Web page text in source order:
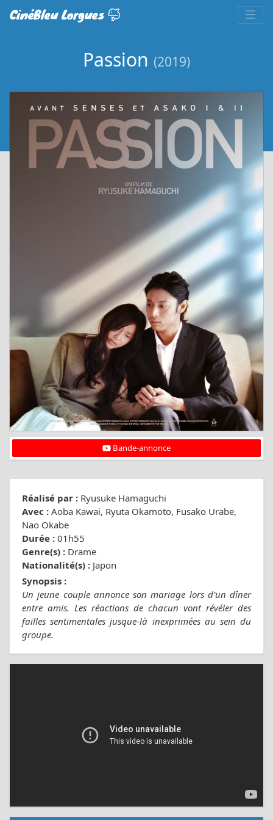
CinéBleu Lorgues
Passion (2019)
Bande-annonce
Réalisé par : Ryusuke Hamaguchi
Avec : Aoba Kawai, Ryuta Okamoto, Fusako Urabe,
Nao Okabe
Durée : 01h55
Genre(s) : Drame
Nationalité(s) : Japon
Synopsis :
Un jeune couple annonce son mariage lors d’un dîner
entre amis. Les réactions de chacun vont révéler des
failles sentimentales jusque-là inexprimées au sein du
groupe.